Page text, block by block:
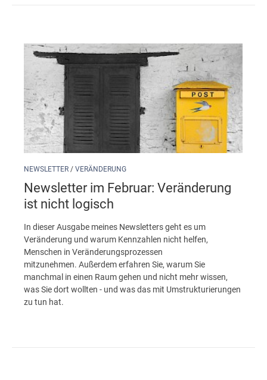
NEWSLETTER / VERÄNDERUNG
Newsletter im Februar: Veränderung
ist nicht logisch
In dieser Ausgabe meines Newsletters geht es um
Veränderung und warum Kennzahlen nicht helfen,
Menschen in Veränderungsprozessen
mitzunehmen. Außerdem erfahren Sie, warum Sie
manchmal in einen Raum gehen und nicht mehr wissen,
was Sie dort wollten - und was das mit Umstrukturierungen
zu tun hat.